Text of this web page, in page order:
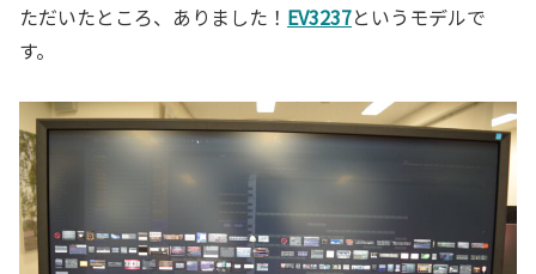
ただいたところ、ありました！ EV3237というモデルで
す。